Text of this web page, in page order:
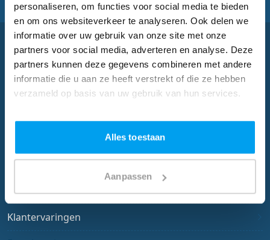
personaliseren, om functies voor social media te bieden
en om ons websiteverkeer te analyseren. Ook delen we
informatie over uw gebruik van onze site met onze
partners voor social media, adverteren en analyse. Deze
partners kunnen deze gegevens combineren met andere
informatie die u aan ze heeft verstrekt of die ze hebben
verzameld op basis van uw gebruik van hun services.
Alles toestaan
Aanpassen
Snel navigeren
Home
Feest DJ
Zakelijk
Klantervaringen